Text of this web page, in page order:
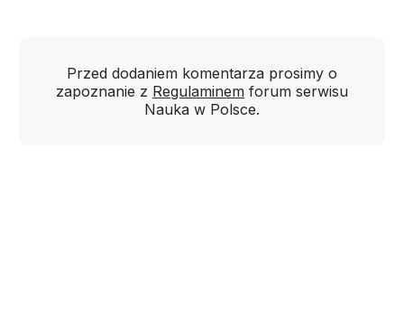
Przed dodaniem komentarza prosimy o
zapoznanie z Regulaminem forum serwisu
Nauka w Polsce.